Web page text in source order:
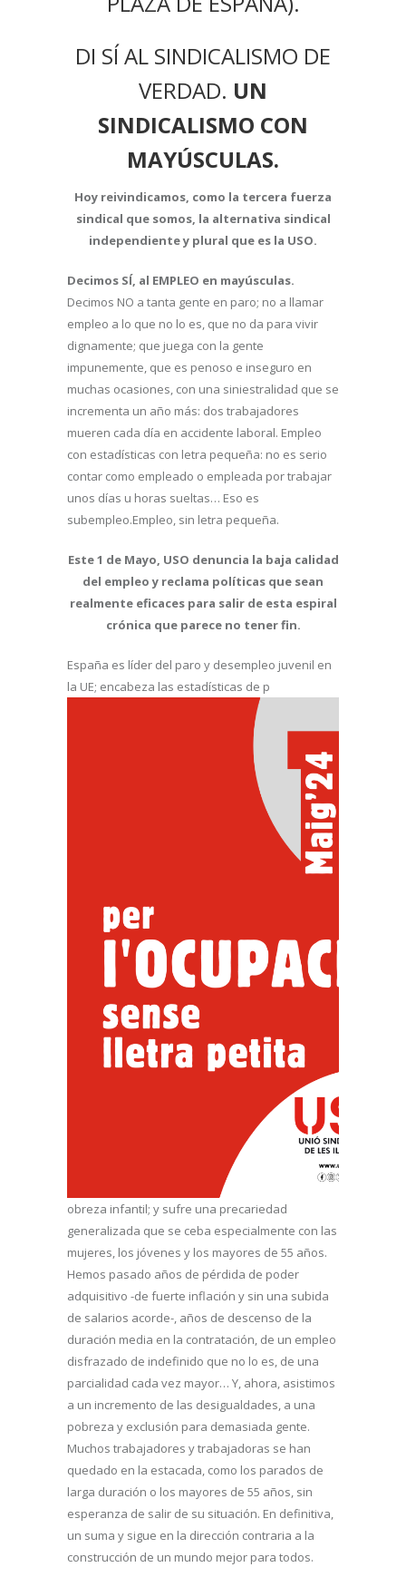
DI SÍ AL SINDICALISMO DE
VERDAD. UN
SINDICALISMO CON
MAYÚSCULAS.
Hoy reivindicamos, como la tercera fuerza
sindical que somos, la alternativa sindical
independiente y plural que es la USO.
Decimos SÍ, al EMPLEO en mayúsculas.
Decimos NO a tanta gente en paro; no a llamar
empleo a lo que no lo es, que no da para vivir
dignamente; que juega con la gente
impunemente, que es penoso e inseguro en
muchas ocasiones, con una siniestralidad que se
incrementa un año más: dos trabajadores
mueren cada día en accidente laboral. Empleo
con estadísticas con letra pequeña: no es serio
contar como empleado o empleada por trabajar
unos días u horas sueltas… Eso es
subempleo.Empleo, sin letra pequeña.
Este 1 de Mayo, USO denuncia la baja calidad
del empleo y reclama políticas que sean
realmente eficaces para salir de esta espiral
crónica que parece no tener fin.
España es líder del paro y desempleo juvenil en
la UE; encabeza las estadísticas de p
obreza infantil; y sufre una precariedad
generalizada que se ceba especialmente con las
mujeres, los jóvenes y los mayores de 55 años.
Hemos pasado años de pérdida de poder
adquisitivo -de fuerte inflación y sin una subida
de salarios acorde-, años de descenso de la
duración media en la contratación, de un empleo
disfrazado de indefinido que no lo es, de una
parcialidad cada vez mayor… Y, ahora, asistimos
a un incremento de las desigualdades, a una
pobreza y exclusión para demasiada gente.
Muchos trabajadores y trabajadoras se han
quedado en la estacada, como los parados de
larga duración o los mayores de 55 años, sin
esperanza de salir de su situación. En definitiva,
un suma y sigue en la dirección contraria a la
construcción de un mundo mejor para todos.